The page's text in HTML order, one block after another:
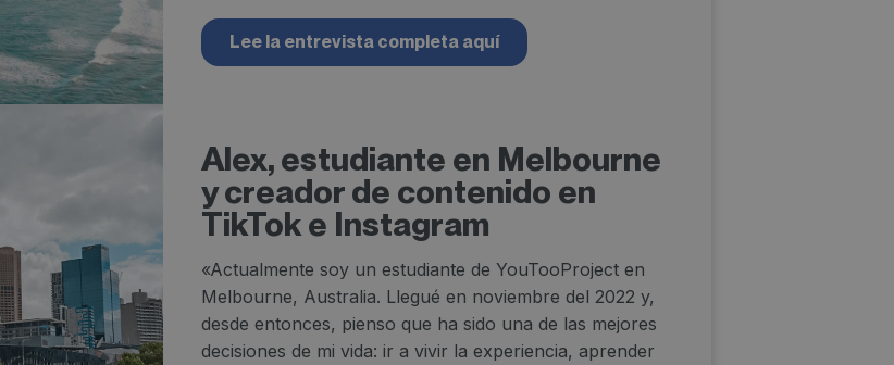
Lee la entrevista completa aquí
Alex, estudiante en Melbourne
y creador de contenido en
TikTok e Instagram
«Actualmente soy un estudiante de YouTooProject en
Melbourne, Australia. Llegué en noviembre del 2022 y,
desde entonces, pienso que ha sido una de las mejores
decisiones de mi vida: ir a vivir la experiencia, aprender